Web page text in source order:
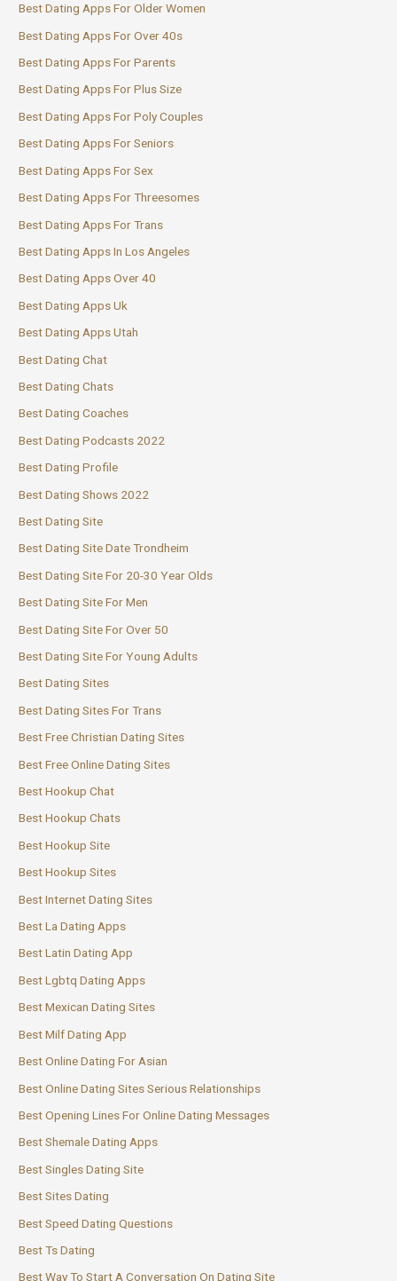
Best Dating Apps For Older Women
Best Dating Apps For Over 40s
Best Dating Apps For Parents
Best Dating Apps For Plus Size
Best Dating Apps For Poly Couples
Best Dating Apps For Seniors
Best Dating Apps For Sex
Best Dating Apps For Threesomes
Best Dating Apps For Trans
Best Dating Apps In Los Angeles
Best Dating Apps Over 40
Best Dating Apps Uk
Best Dating Apps Utah
Best Dating Chat
Best Dating Chats
Best Dating Coaches
Best Dating Podcasts 2022
Best Dating Profile
Best Dating Shows 2022
Best Dating Site
Best Dating Site Date Trondheim
Best Dating Site For 20-30 Year Olds
Best Dating Site For Men
Best Dating Site For Over 50
Best Dating Site For Young Adults
Best Dating Sites
Best Dating Sites For Trans
Best Free Christian Dating Sites
Best Free Online Dating Sites
Best Hookup Chat
Best Hookup Chats
Best Hookup Site
Best Hookup Sites
Best Internet Dating Sites
Best La Dating Apps
Best Latin Dating App
Best Lgbtq Dating Apps
Best Mexican Dating Sites
Best Milf Dating App
Best Online Dating For Asian
Best Online Dating Sites Serious Relationships
Best Opening Lines For Online Dating Messages
Best Shemale Dating Apps
Best Singles Dating Site
Best Sites Dating
Best Speed Dating Questions
Best Ts Dating
Best Way To Start A Conversation On Dating Site